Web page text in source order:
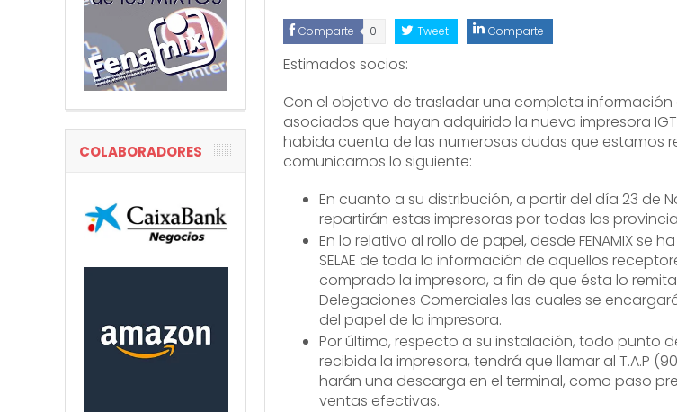
Comparte 0 Tweet Comparte
Estimados socios:
Con el objetivo de trasladar una completa
asociados que hayan adquirido la nueva impresora
habida cuenta de las numerosas dudas que estamos
comunicamos lo siguiente:
En cuanto a su distribución, a partir del día 23 de
repartirán estas impresoras por todas las
En lo relativo al rollo de papel, desde FENAMIX se
SELAE de toda la información de aquellos
comprado la impresora, a fin de que ésta lo
Delegaciones Comerciales las cuales se
del papel de la impresora.
Por último, respecto a su instalación, todo punto
recibida la impresora, tendrá que llamar al T.A.P
harán una descarga en el terminal, como paso
ventas efectivas.
COLABORADORES